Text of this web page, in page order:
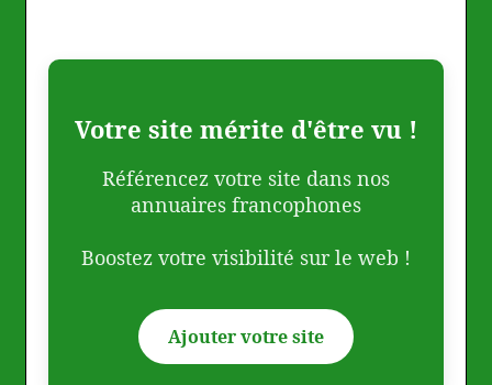
Votre site mérite d'être vu !
Référencez votre site dans nos
annuaires francophones
Boostez votre visibilité sur le web !
Ajouter votre site